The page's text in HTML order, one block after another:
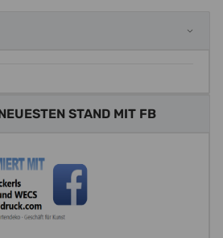
STAND MIT FB